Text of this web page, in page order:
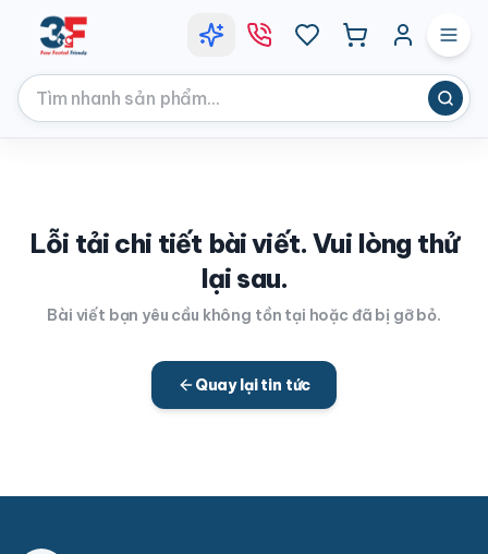
Lỗi tải chi tiết bài viết. Vui lòng thử
lại sau.
Bài viết bạn yêu cầu không tồn tại hoặc đã bị gỡ bỏ.
Quay lại tin tức